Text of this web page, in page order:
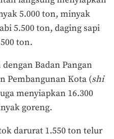
5.000 ton, minyak
5.500 ton, daging sapi
ton.
Badan Pangan
Pembangunan Kota (shi
menyiapkan 16.300
goreng.
darurat 1.550 ton telur